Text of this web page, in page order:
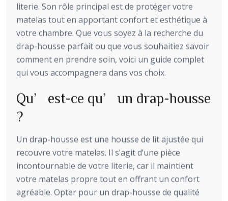
literie. Son rôle principal est de protéger votre
matelas tout en apportant confort et esthétique à
votre chambre. Que vous soyez à la recherche du
drap-housse parfait ou que vous souhaitiez savoir
comment en prendre soin, voici un guide complet
qui vous accompagnera dans vos choix.
Qu’est-ce qu’un drap-housse
?
Un drap-housse est une housse de lit ajustée qui
recouvre votre matelas. Il s’agit d’une pièce
incontournable de votre literie, car il maintient
votre matelas propre tout en offrant un confort
agréable. Opter pour un drap-housse de qualité